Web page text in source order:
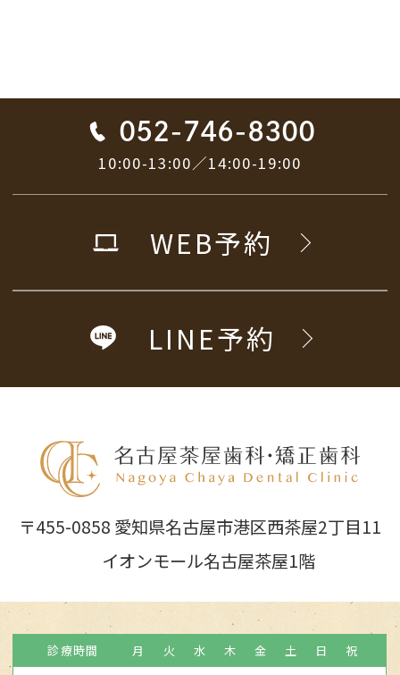
052-746-8300
10:00-13:00／14:00-19:00
WEB予約
LINE予約
〒455-0858 愛知県名古屋市港区西茶屋2丁目11
イオンモール名古屋茶屋1階
診療時間 月 火 水 木 金 土 日
祝